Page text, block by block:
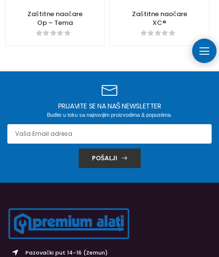
Zaštitne naočare
Op – Tema
Zaštitne naočare
XC®
PRIJAVITE SE NA NAŠ NEWSLETTER
Budite u toku sa najnovijim proizvodima & popustima.
POŠALJI
Pazovački put 14-16 (Zemun)